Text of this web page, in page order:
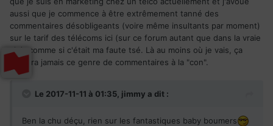
aussi que je commence à être extrêmement tanné des
commentaires désobligeants (voire même insultants par moment)
sur le tarif des télécoms ici (sur ce forum autant que dans la vraie
vie), comme si c'était ma faute tsé. Là au moins où je vais, ça
arrivera jamais ce genre de commentaires à la "con".
Le 2017-11-11 à 01:35, jimmy a dit :
Ben la chu déçu, rien sur les fantastiques baby boumers